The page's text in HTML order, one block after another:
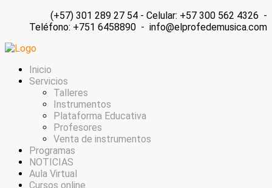
(+57) 301 289 27 54 - Celular: +57 300 562 4326 -
Teléfono: +751 6458890 - info@elprofedemusica.com
Inicio
Servicios
Talleres
Instrumentos
Plataforma Educativa
Profesores
Venta de instrumentos
Programas
NOTICIAS
Aula Virtual
Cursos online